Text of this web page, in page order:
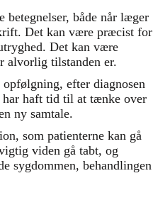
betegnelser, både når læger
Det kan være præcist for
Det kan være
alvorlig tilstanden er.
efter diagnosen
har haft tid til at tænke over
ny samtale.
som patienterne kan gå
viden gå tabt, og
sygdommen, behandlingen